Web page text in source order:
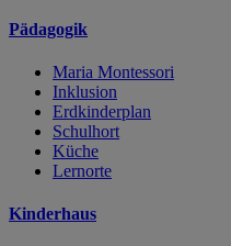
Pädagogik
Maria Montessori
Inklusion
Erdkinderplan
Schulhort
Küche
Lernorte
Kinderhaus